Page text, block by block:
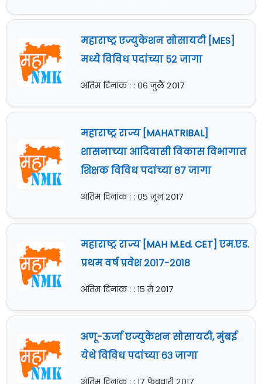
महाराष्ट्र एज्युकेशन सोसायटी [MES]
मध्ये विविध पदांच्या ५२ जागा
अंतिम दिनांक : : ०६ जुलै २०१७
महाराष्ट्र राज्य [MAHATRIBAL]
शासनाच्या आदिवासी विकास विभागात
शिक्षक विविध पदांच्या ८७ जागा
अंतिम दिनांक : : ०५ जून २०१७
महाराष्ट्र राज्य [MAH M.Ed. CET] एम.एड.
प्रथम वर्ष प्रवेश २०१७-२०१८
अंतिम दिनांक : : १५ मे २०१७
अणू-ऊर्जा एज्युकेशन सोसायटी, मुंबई
येथे विविध पदांच्या ६३ जागा